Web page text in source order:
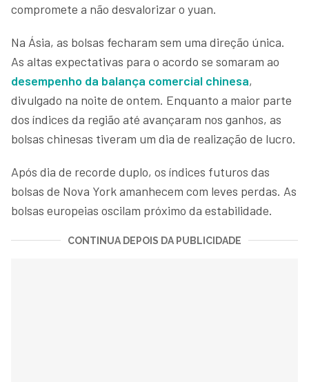
compromete a não desvalorizar o yuan.
Na Ásia, as bolsas fecharam sem uma direção única.
As altas expectativas para o acordo se somaram ao
desempenho da balança comercial chinesa,
divulgado na noite de ontem. Enquanto a maior parte
dos índices da região até avançaram nos ganhos, as
bolsas chinesas tiveram um dia de realização de lucro.
Após dia de recorde duplo, os índices futuros das
bolsas de Nova York amanhecem com leves perdas. As
bolsas europeias oscilam próximo da estabilidade.
CONTINUA DEPOIS DA PUBLICIDADE